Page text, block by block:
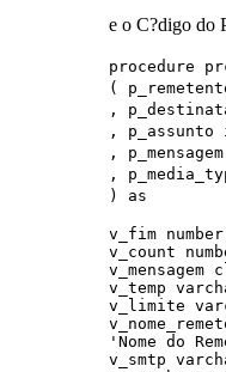
e o C?digo do
procedure
(
,
, p_assunto
,
,
) as
v_fim
v_count
v_mensagem
v_temp
v_limite
'Nome do
v_smtp